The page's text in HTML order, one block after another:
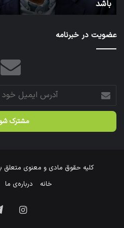
توئیت دکتر جهانپور مدیر سابق
عضویت در خبرنامه
آدرس
ایمیل
خود
وارد
کلیه حقوق مادی و معنوی متعلق
خانه
درباره‌ی ما